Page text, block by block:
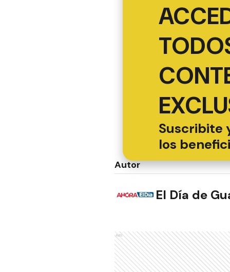
Suscribite
los
Autor
El Día de
Ads